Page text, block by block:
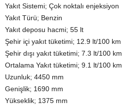
Yakıt Sistemi; Çok noktalı enjeksiyon
Yakıt Türü; Benzin
Yakıt deposu hacmi; 55 lt
Şehir içi yakıt tüketimi; 12.9 lt/100 km
Şehir dışı yakıt tüketimi; 7.3 lt/100 km
Ortalama Yakıt tüketimi; 9.1 lt/100 km
Uzunluk; 4450 mm
Genişlik; 1690 mm
Yükseklik; 1375 mm